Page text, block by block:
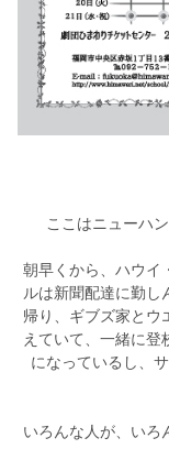
ここはニューハ
朝早くから、ハウイ
ルは新聞配達に勤し
帰り、ギブズ家とウ
えていて、一緒に登
になっているし、
いろんな人が、いろ